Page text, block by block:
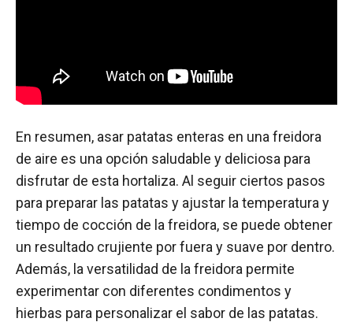
En resumen, asar patatas enteras en una freidora
de aire es una opción saludable y deliciosa para
disfrutar de esta hortaliza. Al seguir ciertos pasos
para preparar las patatas y ajustar la temperatura y
tiempo de cocción de la freidora, se puede obtener
un resultado crujiente por fuera y suave por dentro.
Además, la versatilidad de la freidora permite
experimentar con diferentes condimentos y
hierbas para personalizar el sabor de las patatas.